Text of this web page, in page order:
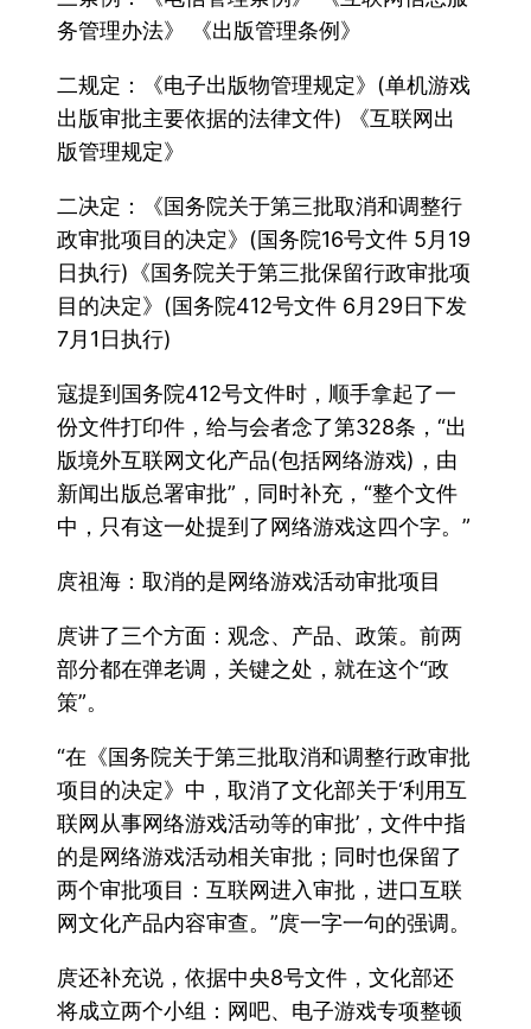
务管理办法》 《出版管理条例》
二规定：《电子出版物管理规定》(单机游戏
出版审批主要依据的法律文件) 《互联网出
版管理规定》
二决定：《国务院关于第三批取消和调整行
政审批项目的决定》(国务院16号文件 5月19
日执行)《国务院关于第三批保留行政审批项
目的决定》(国务院412号文件 6月29日下发
7月1日执行)
寇提到国务院412号文件时，顺手拿起了一
份文件打印件，给与会者念了第328条，“出
版境外互联网文化产品(包括网络游戏)，由
新闻出版总署审批”，同时补充，“整个文件
中，只有这一处提到了网络游戏这四个字。”
庹祖海：取消的是网络游戏活动审批项目
庹讲了三个方面：观念、产品、政策。前两
部分都在弹老调，关键之处，就在这个“政
策”。
“在《国务院关于第三批取消和调整行政审批
项目的决定》中，取消了文化部关于‘利用互
联网从事网络游戏活动等的审批’，文件中指
的是网络游戏活动相关审批；同时也保留了
两个审批项目：互联网进入审批，进口互联
网文化产品内容审查。”庹一字一句的强调。
庹还补充说，依据中央8号文件，文化部还
将成立两个小组：网吧、电子游戏专项整顿